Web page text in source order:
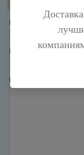
Имя:
E-mail:
Комментарий: